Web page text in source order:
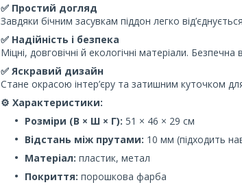
✅ Простий догляд
Завдяки бічним засувкам піддон легко
✅ Надійність і безпека
Міцні, довговічні й екологічні матеріали.
✅ Яскравий дизайн
Стане окрасою інтер’єру та затишним куточком
⚙️ Характеристики:
Розміри (В × Ш × Г): 51 × 46 × 29 см
Відстань між прутами: 10 мм (підходить
Матеріал: пластик, метал
Покриття: порошкова фарба